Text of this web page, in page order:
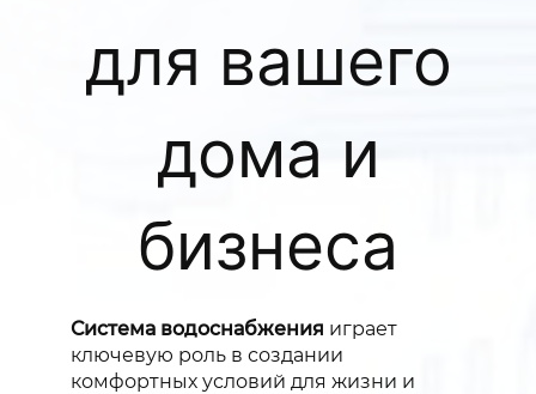
для вашего
дома и
бизнеса
Система водоснабжения играет
ключевую роль в создании
комфортных условий для жизни и